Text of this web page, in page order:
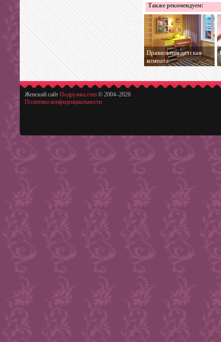
Также рекомендуем:
Правильная детская
комната
Женский сайт Подружка.com © 2004–2026
Политика конфиденциальности